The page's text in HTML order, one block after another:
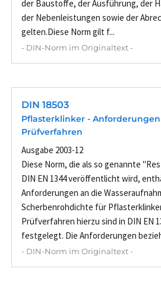
der Baustoffe, der Ausführung, der
der Nebenleistungen sowie der
gelten.Diese Norm gilt f...
- DIN-Norm im Originaltext -
DIN 18503
Pflasterklinker -
Prüfverfahren
Ausgabe 2003-12
Diese Norm, die als so genannte
DIN EN 1344 veröffentlicht wird,
Anforderungen an die
Scherbenrohdichte für
Prüfverfahren hierzu sind in DIN EN
festgelegt. Die Anforderungen
- DIN-Norm im Originaltext -